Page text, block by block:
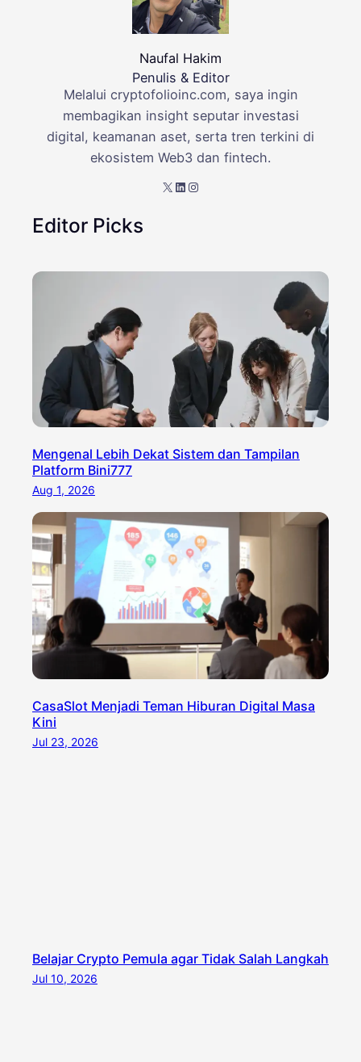
Naufal Hakim
Penulis & Editor
Melalui cryptofolioinc.com, saya ingin
membagikan insight seputar investasi
digital, keamanan aset, serta tren terkini di
ekosistem Web3 dan fintech.
X LinkedIn Instagram
Editor Picks
Mengenal Lebih Dekat Sistem dan Tampilan
Platform Bini777
Aug 1, 2026
CasaSlot Menjadi Teman Hiburan Digital Masa
Kini
Jul 23, 2026
Belajar Crypto Pemula agar Tidak Salah Langkah
Jul 10, 2026